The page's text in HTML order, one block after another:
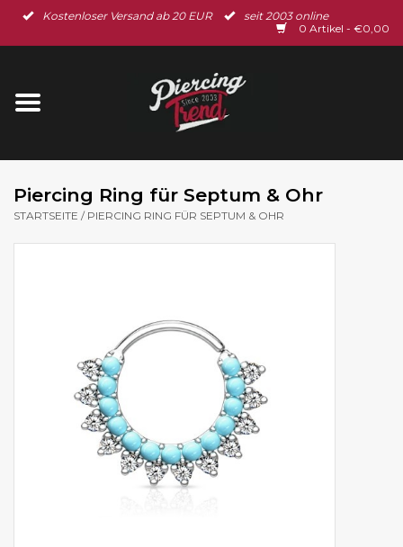
Kostenloser Versand ab 20 EUR
seit 2003 online
0 Artikel - €0,00
Startseite
Ohrschmuck
Piercing Ring für Septum & Ohr
STARTSEITE / PIERCING RING FÜR SEPTUM & OHR